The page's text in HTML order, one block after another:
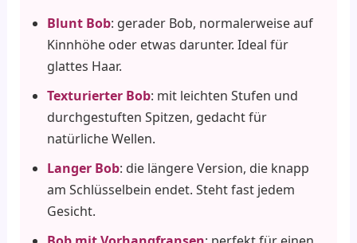
Blunt Bob: gerader Bob, normalerweise auf
Kinnhöhe oder etwas darunter. Ideal für
glattes Haar.
Texturierter Bob: mit leichten Stufen und
durchgestuften Spitzen, gedacht für
natürliche Wellen.
Langer Bob: die längere Version, die knapp
am Schlüsselbein endet. Steht fast jedem
Gesicht.